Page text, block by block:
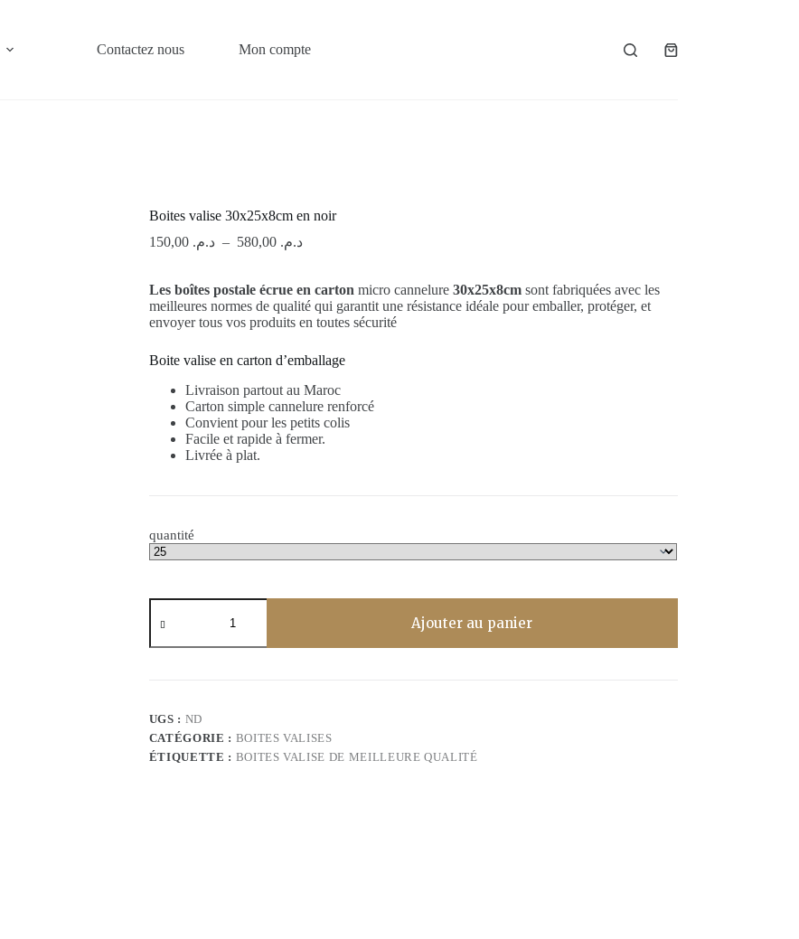
Contactez nous Mon compte
Panier
Boites valise 30x25x8cm en noir
د.م. 150,00 – د.م. 580,00
Plage
د.م. 150,00
à
د.م. 580,00
Les boîtes postale écrue en carton micro cannelure30x25x8cm sont fabriquées avec les
meilleures normes de qualité qui garantit une résistance idéale pour emballer, protéger, et
envoyer tous vos produits en toutes sécurité
Boite valise en carton d’emballage
Livraison partout au Maroc
Carton simple cannelure renforcé
Convient pour les petits colis
Facile et rapide à fermer.
Livrée à plat.
quantité
quantité
de
valise
Ajouter au panier
UGS : ND
CATÉGORIE : BOITES VALISES
ÉTIQUETTE : BOITES VALISE DE MEILLEURE QUALITÉ